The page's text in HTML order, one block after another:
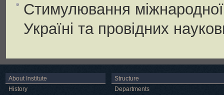
Стимулювання міжнародної
Україні та провідних
About Institute
History
Structure
Departments